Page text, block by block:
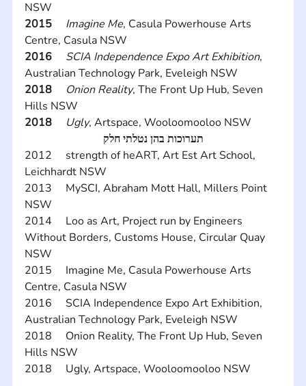
NSW
2015 Imagine Me, Casula Powerhouse Arts
Centre, Casula NSW
2016 SCIA Independence Expo Art Exhibition,
Australian Technology Park, Eveleigh NSW
2018
Onion Reality, The Front Up Hub, Seven
Hills NSW
2018
Ugly, Artspace, Wooloomooloo NSW
תערוכות בהן נטלתי חלק
2012     strength of heART, Art Est Art School,
Leichhardt NSW
2013     MySCI, Abraham Mott Hall, Millers Point
NSW
2014     Loo as Art, Project run by Engineers
Without Borders, Customs House, Circular Quay
NSW
2015     Imagine Me, Casula Powerhouse Arts
Centre, Casula NSW
2016     SCIA Independence Expo Art Exhibition,
Australian Technology Park, Eveleigh NSW
2018     Onion Reality, The Front Up Hub, Seven
Hills NSW
2018     Ugly, Artspace, Wooloomooloo NSW